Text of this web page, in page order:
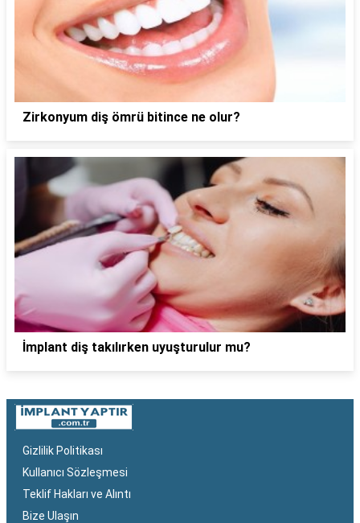
Zirkonyum diş ömrü bitince ne olur?
İmplant diş takılırken uyuşturulur mu?
Gizlilik Politikası
Kullanıcı Sözleşmesi
Teklif Hakları ve Alıntı
Bize Ulaşın